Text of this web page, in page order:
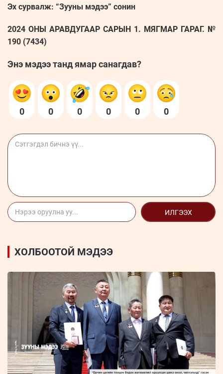
Эх сурвалж: “Зууны мэдээ” сонин
2024 ОНЫ АРАВДУГААР САРЫН 1. МЯГМАР ГАРАГ. №
190 (7434)
Энэ мэдээ танд ямар санагдав?
0 0 0 0 0 0
ИЛГЭЭХ
ХОЛБООТОЙ МЭДЭЭ